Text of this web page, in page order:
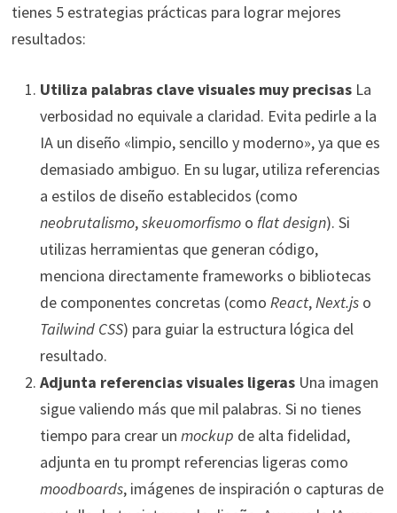
tienes 5 estrategias prácticas para lograr mejores
resultados:
Utiliza palabras clave visuales muy precisasLa
verbosidad no equivale a claridad. Evita pedirle a la
IA un diseño «limpio, sencillo y moderno», ya que es
demasiado ambiguo. En su lugar, utiliza referencias
a estilos de diseño establecidos (como
neobrutalismo,skeuomorfismoo flat design). Si
utilizas herramientas que generan código,
menciona directamente frameworks o bibliotecas
de componentes concretas (como React, Next.jso
Tailwind CSS) para guiar la estructura lógica del
resultado.
Adjunta referencias visuales ligerasUna imagen
sigue valiendo más que mil palabras. Si no tienes
tiempo para crear un mockup de alta fidelidad,
adjunta en tu prompt referencias ligeras como
moodboards, imágenes de inspiración o capturas de